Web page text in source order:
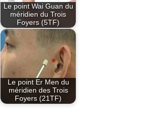
Le point Wai Guan du
méridien du Trois
Foyers (5TF)
Le point Er Men du
méridien des Trois
Foyers (21TF)